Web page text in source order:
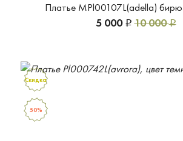
Платье MPl00107L(adella)
5 000 Р 10 000Р
Скидка
50%